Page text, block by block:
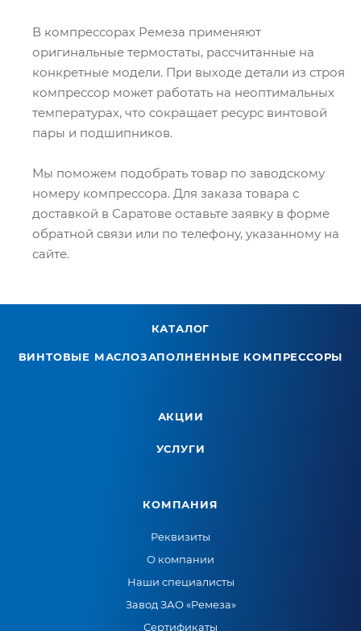
В компрессорах Ремеза применяют
оригинальные термостаты, рассчитанные на
конкретные модели. При выходе детали из строя
компрессор может работать на неоптимальных
температурах, что сокращает ресурс винтовой
пары и подшипников.
Мы поможем подобрать товар по заводскому
номеру компрессора. Для заказа товара с
доставкой в Саратове оставьте заявку в форме
обратной связи или по телефону, указанному на
сайте.
КАТАЛОГ
ВИНТОВЫЕ МАСЛОЗАПОЛНЕННЫЕ КОМПРЕССОРЫ
АКЦИИ
УСЛУГИ
КОМПАНИЯ
Реквизиты
О компании
Наши специалисты
Завод ЗАО «Ремеза»
Сертификаты